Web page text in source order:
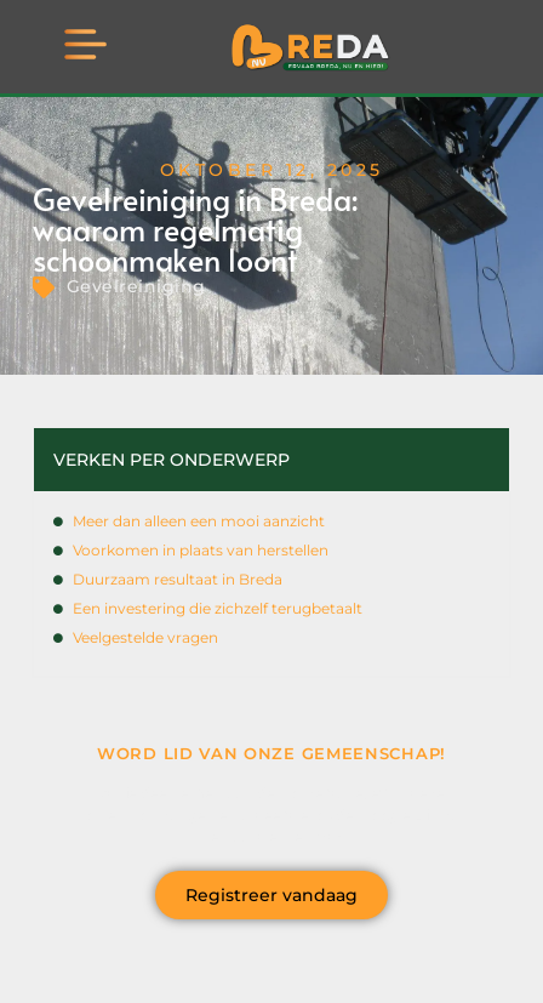
OKTOBER 12, 2025
Gevelreiniging in Breda:
waarom regelmatig
schoonmaken loont
Gevelreiniging
VERKEN PER ONDERWERP
Meer dan alleen een mooi aanzicht
Voorkomen in plaats van herstellen
Duurzaam resultaat in Breda
Een investering die zichzelf terugbetaalt
Veelgestelde vragen
WORD LID VAN ONZE GEMEENSCHAP!
Registreer vandaag